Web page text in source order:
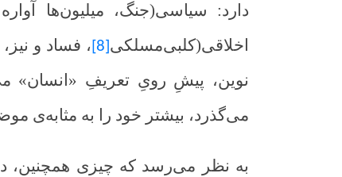
دارد: سیاسی(جنگ، میلیون‌ها
اخلاقی(کلبی‌مسلکی[8]
، فساد و
نوین، پیشِ رویِ تعریفِ «انسان»
می‌گذرد، بیشتر خود را به مثابه‌ی
به نظر می‌رسد که چیزی همچنین،